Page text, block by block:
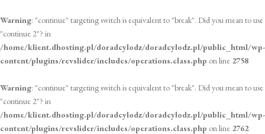
Warning: "continue" targeting switch is equivalent to "break". Did you mean to use
"continue 2"? in
/home/klient.dhosting.pl/doradcylodz/doradcylodz.pl/public_html/wp-
content/plugins/revslider/includes/operations.class.php on line 2758
Warning: "continue" targeting switch is equivalent to "break". Did you mean to use
"continue 2"? in
/home/klient.dhosting.pl/doradcylodz/doradcylodz.pl/public_html/wp-
content/plugins/revslider/includes/operations.class.php on line 2762